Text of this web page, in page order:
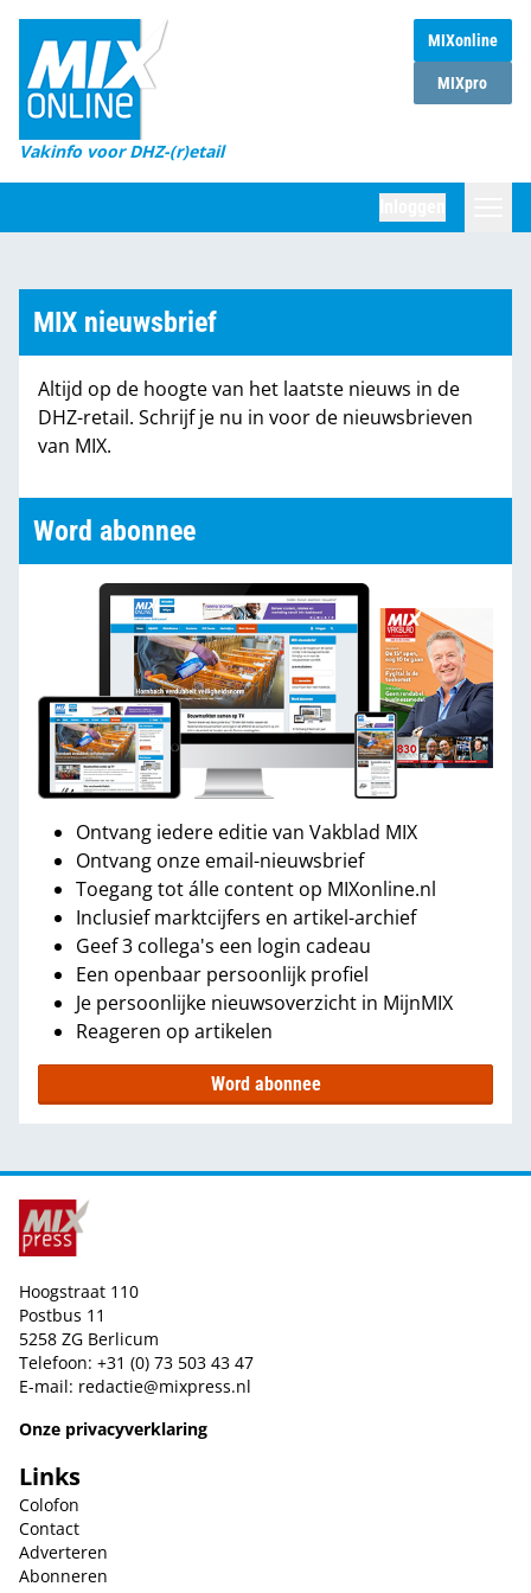
MIXonline
MIXpro
Vakinfo voor DHZ-(r)etail
Home
Magazines
DHZ Sessie
Marktcijfers
Partners
MIX nieuwsbrief
Altijd op de hoogte van het laatste nieuws in de
DHZ-retail. Schrijf je nu in voor de nieuwsbrieven
van MIX.
Word abonnee
Ontvang iedere editie van Vakblad MIX
Ontvang onze email-nieuwsbrief
Toegang tot álle content op MIXonline.nl
Inclusief marktcijfers en artikel-archief
Geef 3 collega's een login cadeau
Een openbaar persoonlijk profiel
Je persoonlijke nieuwsoverzicht in MijnMIX
Reageren op artikelen
Word abonnee
Hoogstraat 110
Postbus 11
5258 ZG Berlicum
Telefoon: +31 (0) 73 503 43 47
E-mail: redactie@mixpress.nl
Onze privacyverklaring
Links
Colofon
Contact
Adverteren
Abonneren